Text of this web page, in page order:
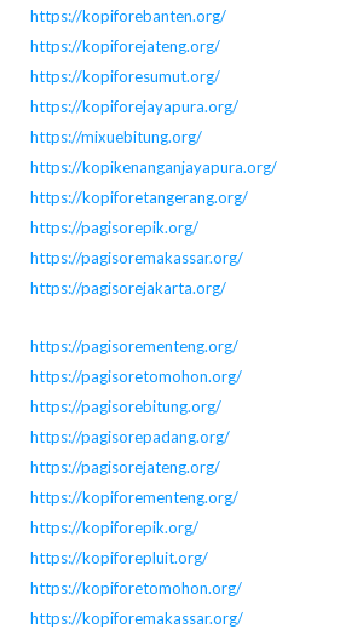
https://kopiforebanten.org/
https://kopiforejateng.org/
https://kopiforesumut.org/
https://kopiforejayapura.org/
https://mixuebitung.org/
https://kopikenanganjayapura.org/
https://kopiforetangerang.org/
https://pagisorepik.org/
https://pagisoremakassar.org/
https://pagisorejakarta.org/
https://pagisorementeng.org/
https://pagisoretomohon.org/
https://pagisorebitung.org/
https://pagisorepadang.org/
https://pagisorejateng.org/
https://kopiforementeng.org/
https://kopiforepik.org/
https://kopiforepluit.org/
https://kopiforetomohon.org/
https://kopiforemakassar.org/